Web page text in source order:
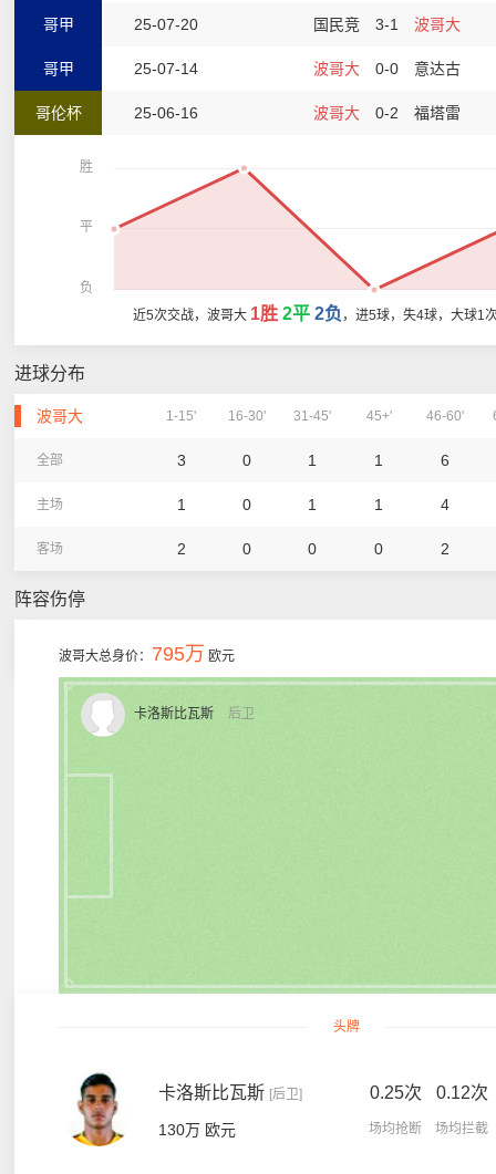
哥甲 25-07-20 国民竞 3-1 波哥大
哥甲 25-07-14 波哥大 0-0 意达古
哥伦杯 25-06-16 波哥大 0-2 福塔雷
胜
平
负
近5次交战，波哥大 1胜 2平 2负 ，进5球，失4球，大球1
进球分布
波哥大 1-15' 16-30' 31-45' 45+' 46-60'
全部 3 0 1 1 6
主场 1 0 1 1 4
客场 2 0 0 0 2
阵容伤停
波哥大总身价： 795万 欧元
后卫
卡洛斯比瓦斯
头牌
卡洛斯比瓦斯 [后卫]
130万 欧元
0.25次
场均抢断
0.12次
场均拦截